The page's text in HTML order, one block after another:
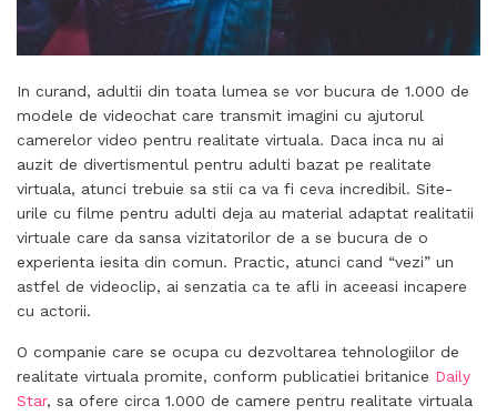
In curand, adultii din toata lumea se vor bucura de 1.000 de
modele de videochat care transmit imagini cu ajutorul
camerelor video pentru realitate virtuala. Daca inca nu ai
auzit de divertismentul pentru adulti bazat pe realitate
virtuala, atunci trebuie sa stii ca va fi ceva incredibil. Site-
urile cu filme pentru adulti deja au material adaptat realitatii
virtuale care da sansa vizitatorilor de a se bucura de o
experienta iesita din comun. Practic, atunci cand “vezi” un
astfel de videoclip, ai senzatia ca te afli in aceeasi incapere
cu actorii.
O companie care se ocupa cu dezvoltarea tehnologiilor de
realitate virtuala promite, conform publicatiei britanice Daily
Star, sa ofere circa 1.000 de camere pentru realitate virtuala